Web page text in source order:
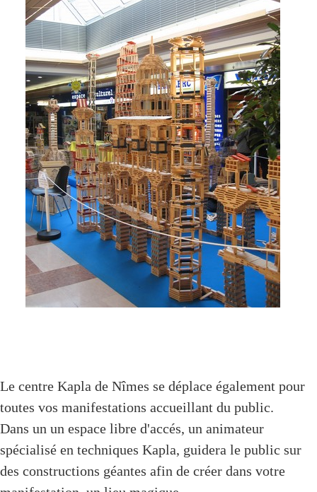
VIDÉOS
Contact
Le centre Kapla de Nîmes se déplace également pour
toutes vos manifestations accueillant du public.
Dans un un espace libre d'accés, un animateur
spécialisé en techniques Kapla, guidera le public sur
des constructions géantes afin de créer dans votre